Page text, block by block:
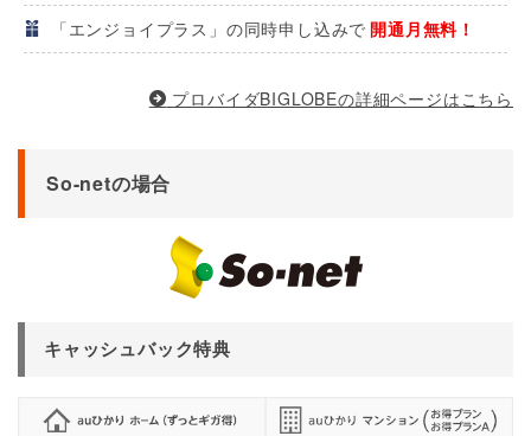
「エンジョイプラス」の同時申し込みで 開通月無料！
プロバイダBIGLOBEの詳細ページはこちら
So-netの場合
キャッシュバック特典